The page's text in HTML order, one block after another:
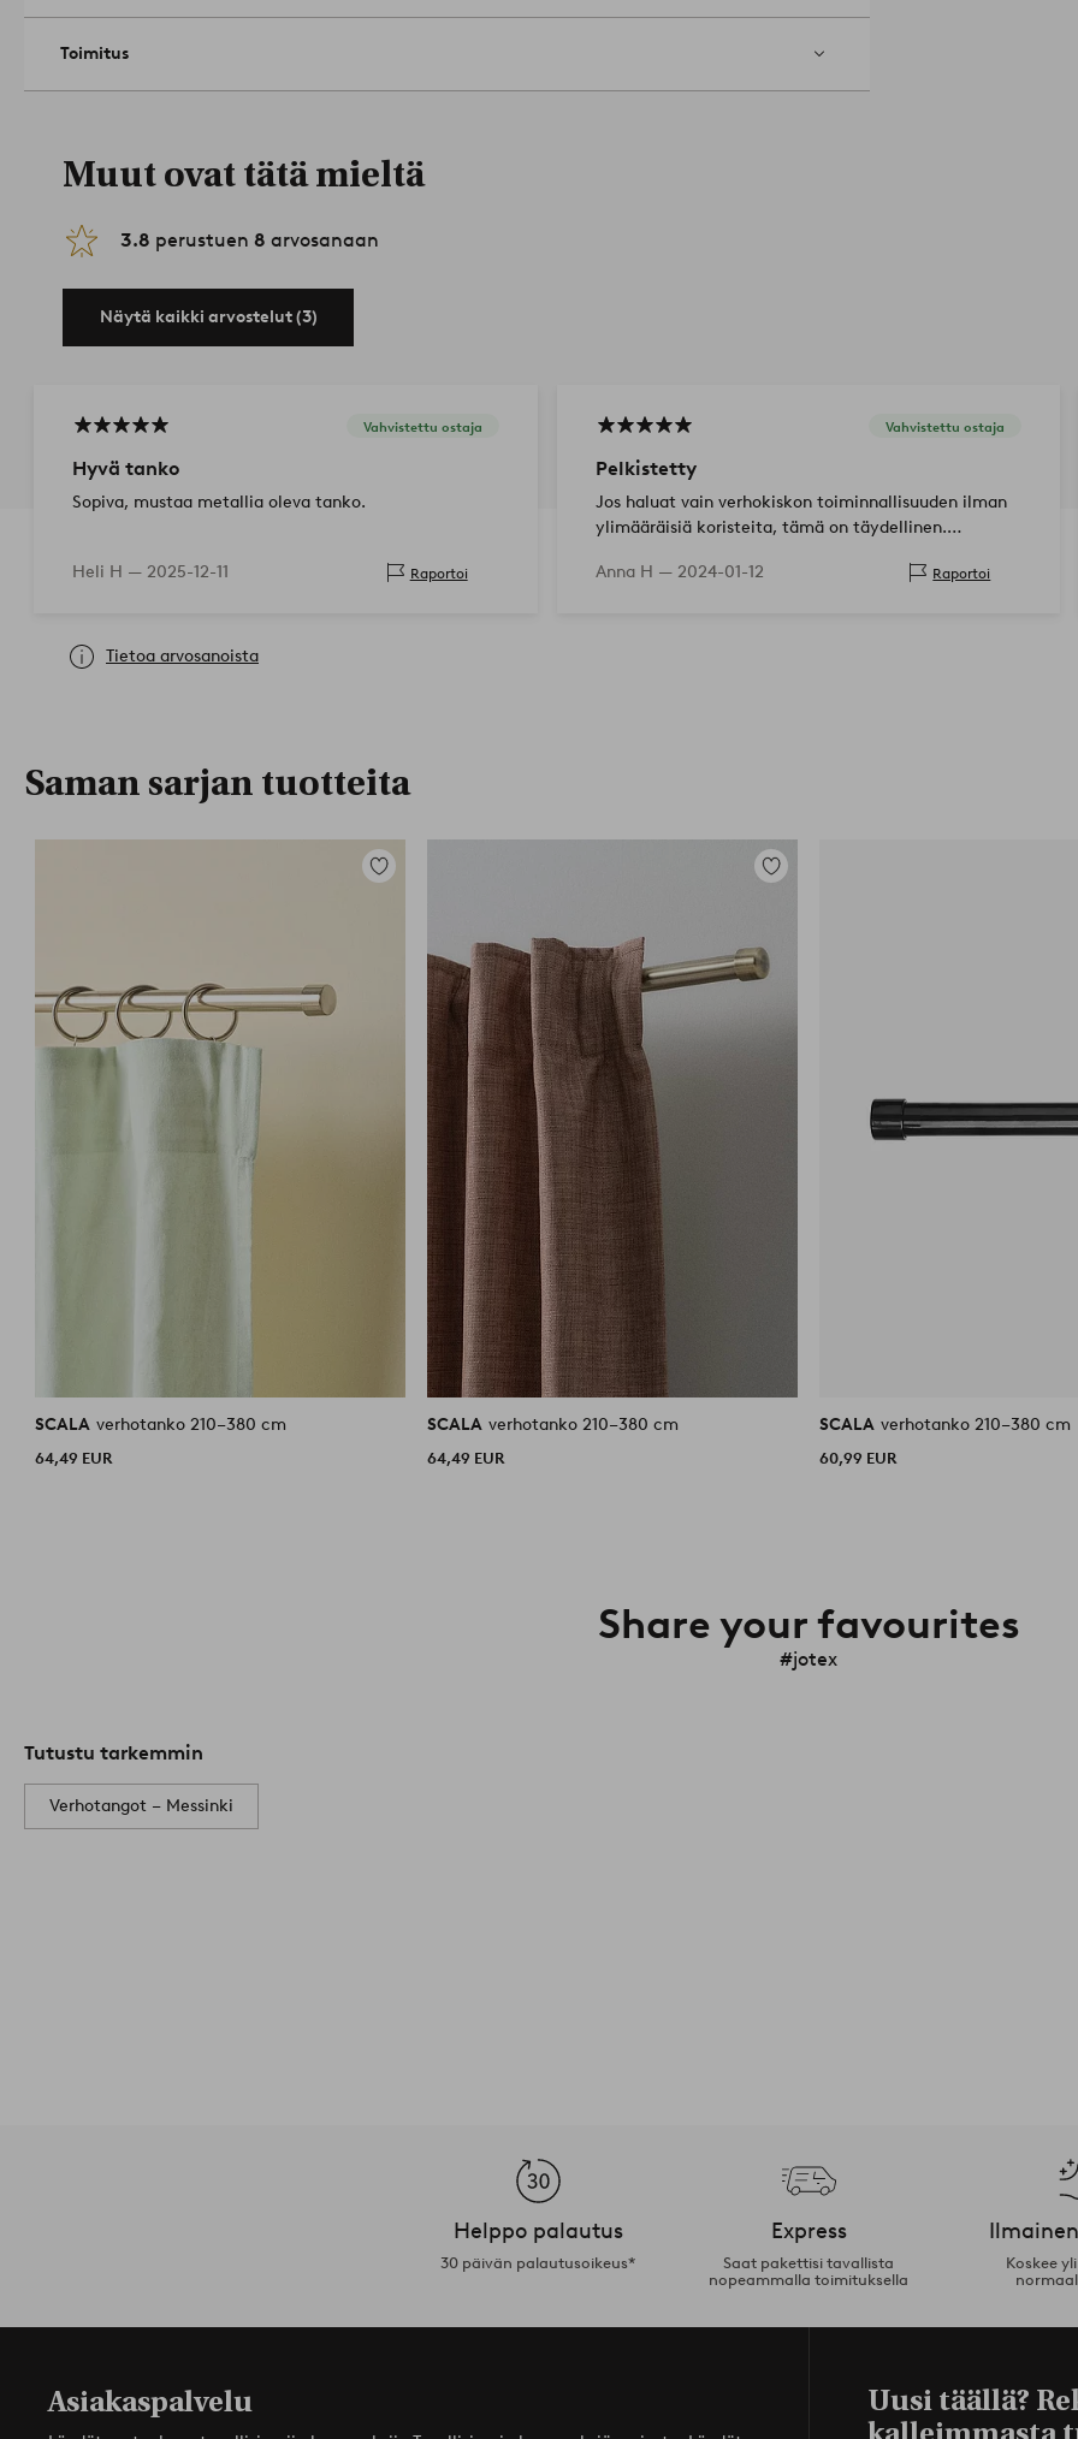
Toimitus
Muut ovat tätä mieltä
3.8 perustuen 8 arvosanaan
Näytä kaikki arvostelut (3)
Vahvistettu ostaja
Hyvä tanko
Sopiva, mustaa metallia oleva tanko.
Heli H — 2025-12-11 Raportoi
Vahvistettu ostaja
Pelkistetty
Jos haluat vain verhokiskon toiminnallisuuden ilman
ylimääräisiä koristeita, tämä on täydellinen.
sopiva = ei pistä silmään. Hyvä hinta = 👍
Anna H — 2024-01-12 Raportoi
Tietoa arvosanoista
Saman sarjan tuotteita
Lisää
SCALA verhotanko 210–380 cm
64,49 EUR
Lisää
SCALA verhotanko 210–380 cm
64,49 EUR
SCALA verhotanko 210–380 cm
60,99 EUR
Share your favourites
#jotex
Tutustu tarkemmin
Verhotangot – Messinki
Helppo palautus
30 päivän palautusoikeus*
Express
Saat pakettisi tavallista
nopeammalla toimituksella
Koskee
Asiakaspalvelu Uusi täällä?